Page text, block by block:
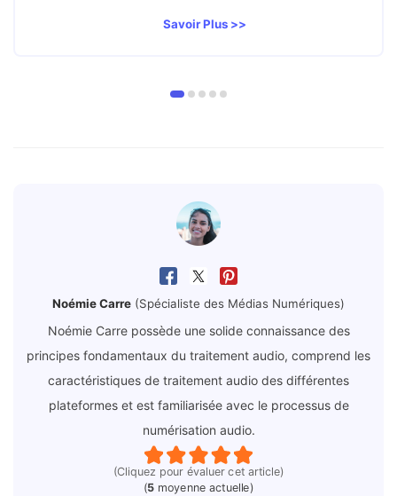
Savoir Plus >>
Noémie Carre (Spécialiste des Médias Numériques)
Noémie Carre possède une solide connaissance des
principes fondamentaux du traitement audio, comprend les
caractéristiques de traitement audio des différentes
plateformes et est familiarisée avec le processus de
numérisation audio.
(Cliquez pour évaluer cet article)
(5 moyenne actuelle)